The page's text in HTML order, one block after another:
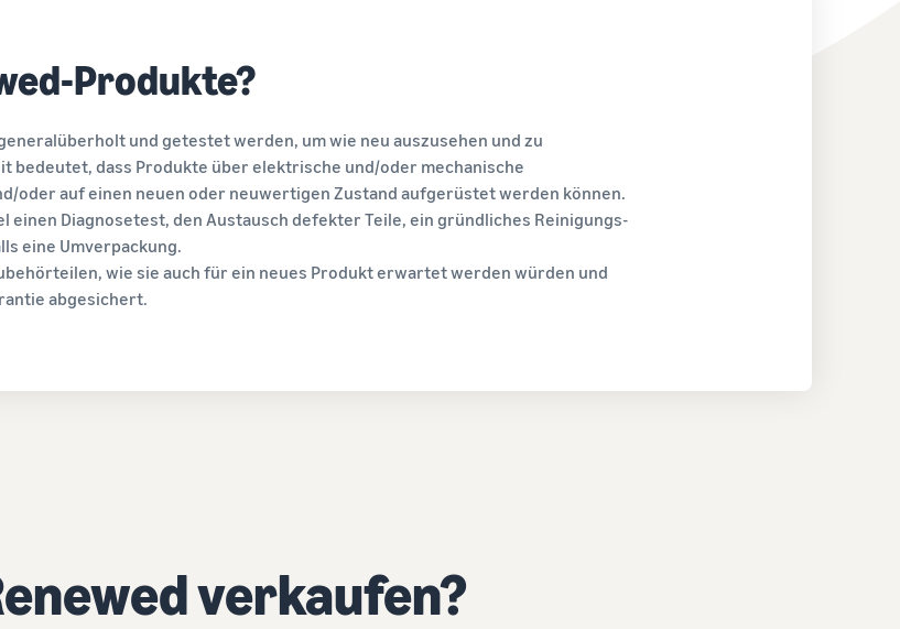
Produkte?
und getestet werden, um wie neu auszusehen und zu
dass Produkte über elektrische und/oder mechanische
oder auf einen neuen oder neuwertigen Zustand aufgerüstet werden können.
Diagnosetest, den Austausch defekter Teile, ein gründliches Reinigungs-
eine Umverpackung.
wie sie auch für ein neues Produkt erwartet werden würden und
abgesichert.
verkaufen?